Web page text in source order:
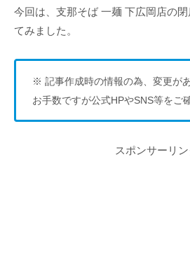
今回は、支那そば 一麺 下広岡店の
てみました。
※ 記事作成時の情報の為、変更が
お手数ですが公式HPやSNS等をご
スポンサーリン